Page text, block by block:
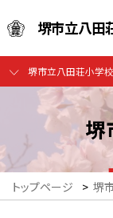
堺市立八田
堺市立八田荘小学
堺
トップページ > 堺